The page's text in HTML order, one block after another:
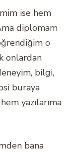
ise hem
diplomam
o
onlardan
bilgi,
buraya
yazılarıma
bana